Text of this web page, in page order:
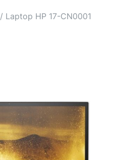
/ Laptop HP 17-CN0001